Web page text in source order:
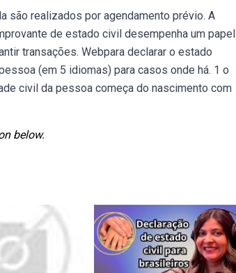
são realizados por agendamento prévio. A
de estado civil desempenha um papel
transações. Webpara declarar o estado
(em 5 idiomas) para casos onde há. 1 o
civil da pessoa começa do nascimento com
below.